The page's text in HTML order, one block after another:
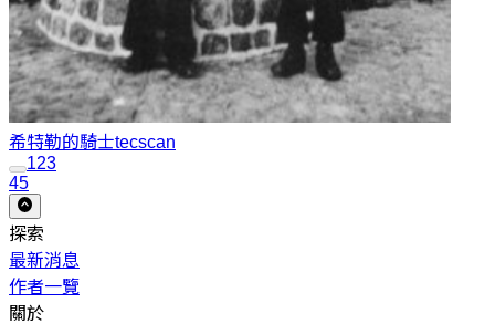
希特勒的騎士tecscan
123
45
探索
最新消息
作者一覽
關於